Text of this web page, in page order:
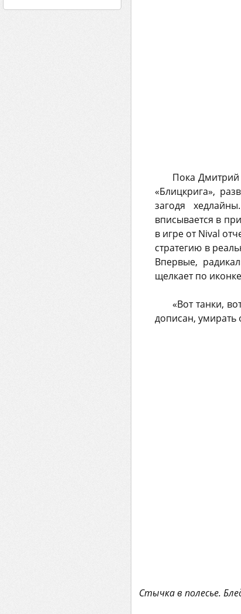
Пока Дмитрий
«Блицкрига»,
загодя
вписывается в
в игре от Nival
стратегию в
Впервые,
щелкает по
«Вот танки,
дописан, умирать
Стычка в полесье.